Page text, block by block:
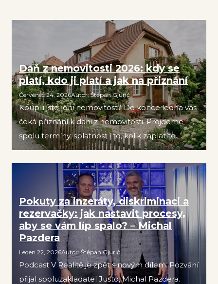
Daň z nemovitosti 2026: kdy se
platí, kdo ji platí a jak na přiznání
Červenec 24, 2026Autor: Štěpán Gjurič
Koupili jste loni nemovitost? Do konce ledna vás
čeká přiznání k dani z nemovitosti. Projdeme
spolu termíny, splatnost i to, kolik zaplatíte.
Pokuty za inzeráty, diskriminaci a
rezervačky: jak nastavit procesy,
aby se vám líp spalo? – Michal
Pazdera
Leden 22, 2026Autor: Štěpán Gjurič
Podcast V Realitě je zpět s novým dílem. Pozvání
přijal spoluzakladatel Justo, Michal Pazdera.